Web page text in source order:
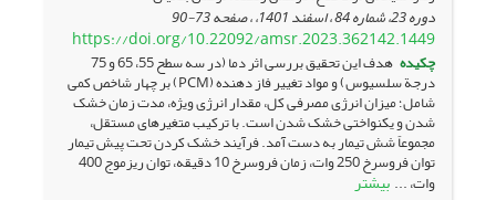
دوره 23، شماره 84 ، اسفند 1401، ، صفحه 73-90
https://doi.org/10.22092/amsr.2023.362142.1449
چکیده هدف این تحقیق بررسی اثر دما (در سه سطح 55، 65 و 75
درجة سلسیوس) و مواد تغییر فاز دهنده (PCM) بر چهار شاخص کمی
شامل؛ میزان انرژی مصرفی کل، مقدار انرژی ویژه، مدت ‌زمان خشک
شدن و یکنواختی خشک شدن است. با ترکیب متغیرهای مستقل،
مجموعاً شش تیمار به دست آمد. فرآیند خشک‌ کردن تحت پیش تیمار
توان فروسرخ 250 وات، زمان فروسرخ 10 دقیقه، توان ریزموج 400
وات، ... بیشتر